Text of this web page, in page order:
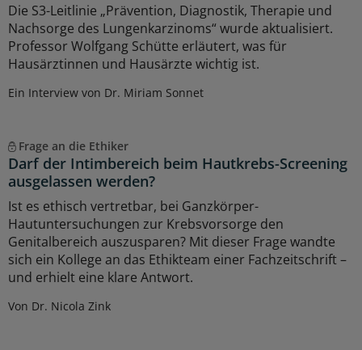
Die S3-Leitlinie „Prävention, Diagnostik, Therapie und
Nachsorge des Lungenkarzinoms“ wurde aktualisiert.
Professor Wolfgang Schütte erläutert, was für
Hausärztinnen und Hausärzte wichtig ist.
Ein Interview von Dr. Miriam Sonnet
Frage an die Ethiker
Darf der Intimbereich beim Hautkrebs-Screening
ausgelassen werden?
Ist es ethisch vertretbar, bei Ganzkörper-
Hautuntersuchungen zur Krebsvorsorge den
Genitalbereich auszusparen? Mit dieser Frage wandte
sich ein Kollege an das Ethikteam einer Fachzeitschrift –
und erhielt eine klare Antwort.
Von Dr. Nicola Zink